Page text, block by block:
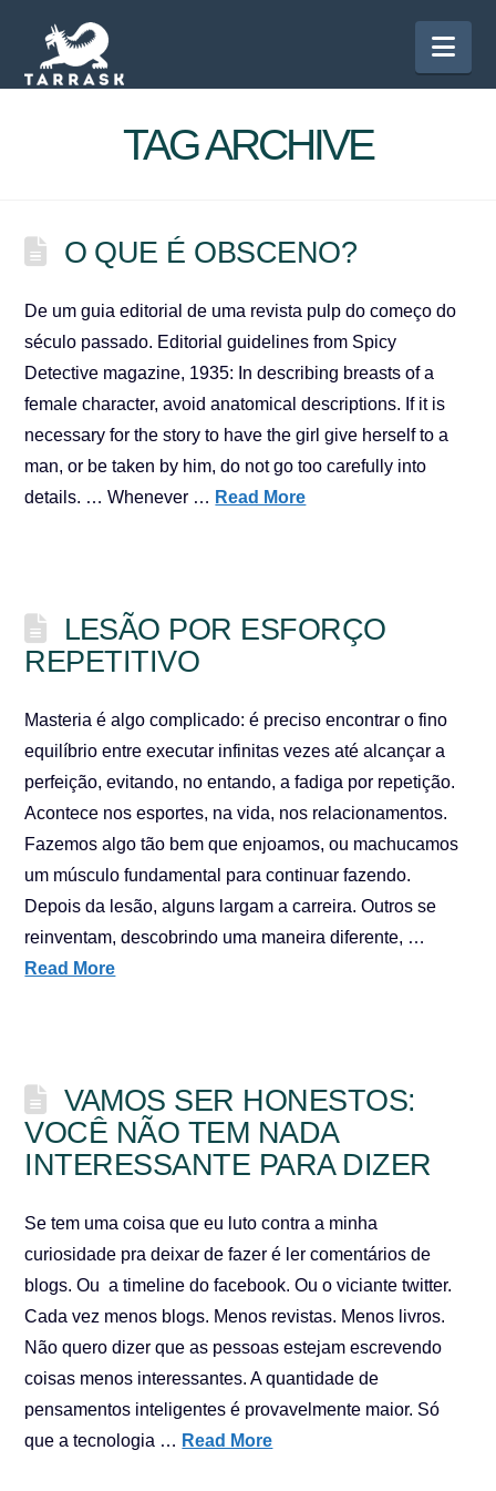
TAG ARCHIVE
O QUE É OBSCENO?
De um guia editorial de uma revista pulp do começo do
século passado. Editorial guidelines from Spicy
Detective magazine, 1935: In describing breasts of a
female character, avoid anatomical descriptions. If it is
necessary for the story to have the girl give herself to a
man, or be taken by him, do not go too carefully into
details. … Whenever … Read More
LESÃO POR ESFORÇO
REPETITIVO
Masteria é algo complicado: é preciso encontrar o fino
equilíbrio entre executar infinitas vezes até alcançar a
perfeição, evitando, no entando, a fadiga por repetição.
Acontece nos esportes, na vida, nos relacionamentos.
Fazemos algo tão bem que enjoamos, ou machucamos
um músculo fundamental para continuar fazendo.
Depois da lesão, alguns largam a carreira. Outros se
reinventam, descobrindo uma maneira diferente, …
Read More
VAMOS SER HONESTOS:
VOCÊ NÃO TEM NADA
INTERESSANTE PARA DIZER
Se tem uma coisa que eu luto contra a minha
curiosidade pra deixar de fazer é ler comentários de
blogs. Ou a timeline do facebook. Ou o viciante twitter.
Cada vez menos blogs. Menos revistas. Menos livros.
Não quero dizer que as pessoas estejam escrevendo
coisas menos interessantes. A quantidade de
pensamentos inteligentes é provavelmente maior. Só
que a tecnologia … Read More